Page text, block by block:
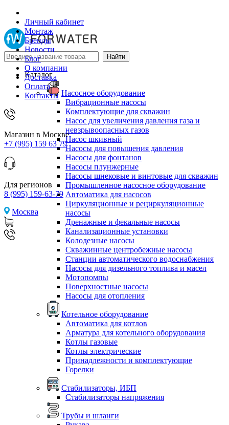
Личный кабинет
Монтаж
Бренды
Новости
Блог
О компании
Доставка
Оплата
Контакты
Магазин в Москве
+7 (995) 159 63 79
Для регионов
8 (995) 159-63-79
Москва
Каталог
Насосное оборудование
Вибрационные насосы
Комплектующие для скважин
Насос для увеличения давления газа и
невзрывоопасных газов
Насос шкивный
Насосы для повышения давления
Насосы для фонтанов
Насосы плунжерные
Насосы шнековые и винтовые для скважин
Промышленное насосное оборудование
Автоматика для насосов
Циркуляционные и рециркуляционные
насосы
Дренажные и фекальные насосы
Канализационные установки
Колодезные насосы
Скважинные центробежные насосы
Станции автоматического водоснабжения
Насосы для дизельного топлива и масел
Мотопомпы
Поверхностные насосы
Насосы для отопления
Котельное оборудование
Автоматика для котлов
Арматура для котельного оборудования
Котлы газовые
Котлы электрические
Принадлежности и комплектующие
Горелки
Стабилизаторы, ИБП
Стабилизаторы напряжения
Трубы и шланги